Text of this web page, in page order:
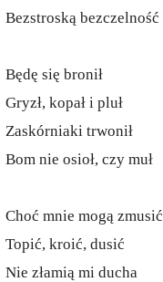
Bezstroską bezczelność
Będę się bronił
Gryzł, kopał i pluł
Zaskórniaki trwonił
Bom nie osioł, czy muł
Choć mnie mogą zmusić
Topić, kroić, dusić
Nie złamią mi ducha